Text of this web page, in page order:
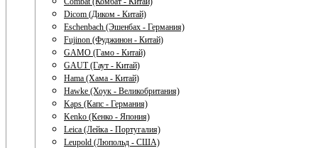
Dicom (Диком - Китай)
Eschenbach (Эшенбах - Германия)
Fujinon (Фуджинон - Китай)
GAMO (Гамо - Китай)
GAUT (Гаут - Китай)
Hama (Хама - Китай)
Hawke (Хоук - Великобритания)
Kaps (Капс - Германия)
Kenko (Кенко - Япония)
Leica (Лейка - Португалия)
Leupold (Люпольд - США)